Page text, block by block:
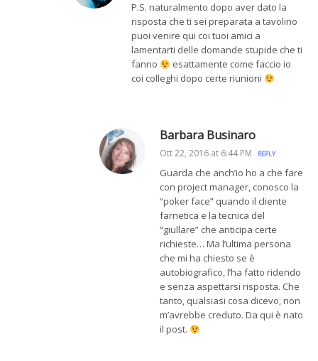
P.S. naturalmento dopo aver dato la
risposta che ti sei preparata a tavolino
puoi venire qui coi tuoi amici a
lamentarti delle domande stupide che ti
fanno
esattamente come faccio io
coi colleghi dopo certe riunioni
Barbara Businaro
Ott 22, 2016 at 6:44 PM REPLY
Guarda che anch’io ho a che fare
con project manager, conosco la
“poker face” quando il cliente
farnetica e la tecnica del
“giullare” che anticipa certe
richieste… Ma l’ultima persona
che mi ha chiesto se è
autobiografico, l’ha fatto ridendo
e senza aspettarsi risposta. Che
tanto, qualsiasi cosa dicevo, non
m’avrebbe creduto. Da qui è nato
il post.